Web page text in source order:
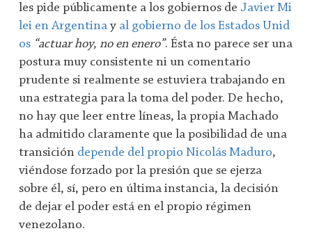
les pide públicamente a los gobiernos de Javier Mi
lei en Argentina y al gobierno de los Estados Unid
os “actuar hoy, no en enero”. Ésta no parece ser una
postura muy consistente ni un comentario
prudente si realmente se estuviera trabajando en
una estrategia para la toma del poder. De hecho,
no hay que leer entre líneas, la propia Machado
ha admitido claramente que la posibilidad de una
transición depende del propio Nicolás Maduro,
viéndose forzado por la presión que se ejerza
sobre él, sí, pero en última instancia, la decisión
de dejar el poder está en el propio régimen
venezolano.